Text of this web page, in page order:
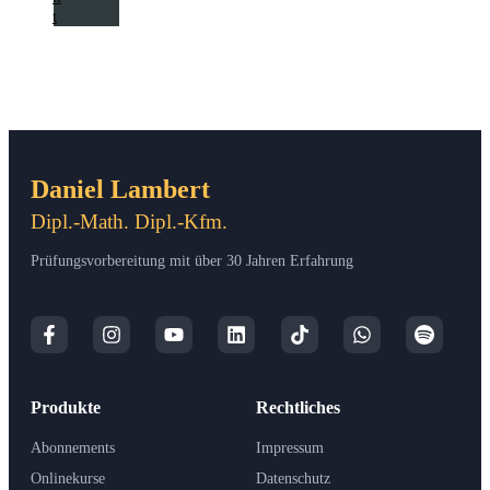
t
Daniel Lambert
Dipl.-Math. Dipl.-Kfm.
Prüfungsvorbereitung mit über 30 Jahren Erfahrung
Produkte
Abonnements
Onlinekurse
Rechtliches
Impressum
Datenschutz